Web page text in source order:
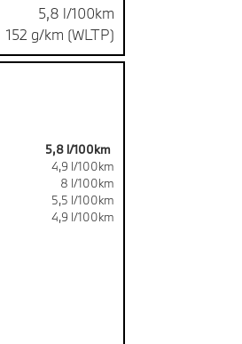
5,8 l/100km
152 g/km (WLTP)
5,8 l/100km
4,9 l/100km
8 l/100km
5,5 l/100km
4,9 l/100km